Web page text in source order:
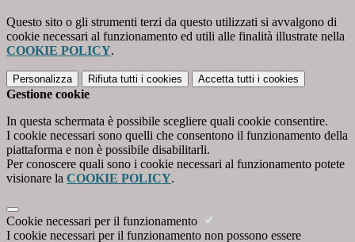
Questo sito o gli strumenti terzi da questo utilizzati si avvalgono di
cookie necessari al funzionamento ed utili alle finalità illustrate nella
COOKIE POLICY.
Personalizza Rifiuta tutti i cookies Accetta tutti i cookies
Gestione cookie
In questa schermata è possibile scegliere quali cookie consentire.
I cookie necessari sono quelli che consentono il funzionamento della
piattaforma e non è possibile disabilitarli.
Per conoscere quali sono i cookie necessari al funzionamento potete
visionare la COOKIE POLICY.
Cookie necessari per il funzionamento
I cookie necessari per il funzionamento non possono essere